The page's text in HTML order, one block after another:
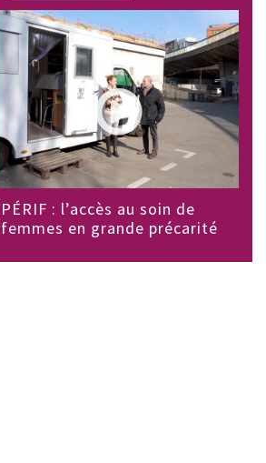
PÉRIF : l’accès au soin de
femmes en grande précarité